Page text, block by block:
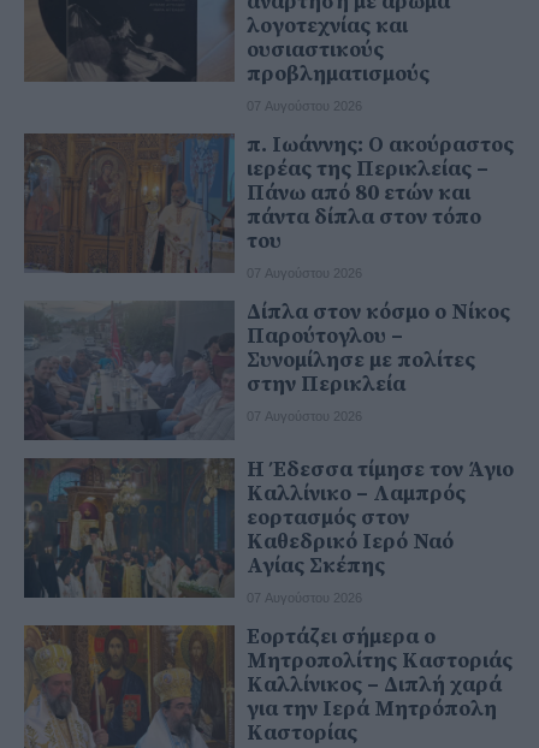
λογοτεχνίας και
ουσιαστικούς
προβληματισμούς
07 Αυγούστου 2026
π. Ιωάννης: Ο ακούραστος
ιερέας της Περικλείας –
Πάνω από 80 ετών και
πάντα δίπλα στον τόπο
του
07 Αυγούστου 2026
Δίπλα στον κόσμο ο Νίκος
Παρούτογλου –
Συνομίλησε με πολίτες
στην Περικλεία
07 Αυγούστου 2026
Η Έδεσσα τίμησε τον Άγιο
Καλλίνικο – Λαμπρός
εορτασμός στον
Καθεδρικό Ιερό Ναό
Αγίας Σκέπης
07 Αυγούστου 2026
Εορτάζει σήμερα ο
Μητροπολίτης Καστοριάς
Καλλίνικος – Διπλή χαρά
για την Ιερά Μητρόπολη
Καστορίας